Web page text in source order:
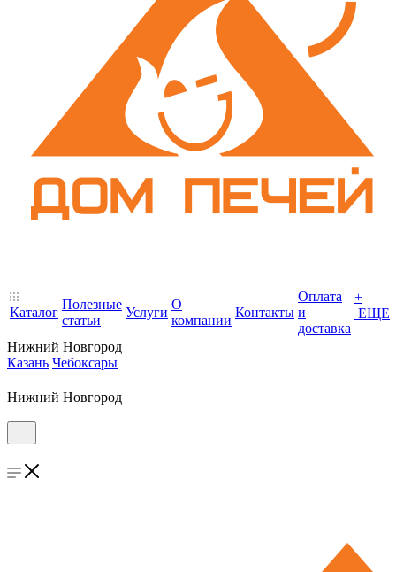
Каталог
Полезные
статьи
Услуги
О
компании
Контакты
Оплата
и
доставка
+
ЕЩЕ
Нижний Новгород
Казань Чебоксары
Нижний Новгород